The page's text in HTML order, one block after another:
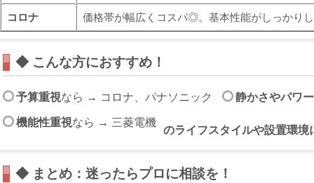
コロナ 価格帯が幅広くコスパ◎。基本性能がしっかり
◆ こんな方におすすめ！
予算重視なら → コロナ、パナソニック 静かさやパワ
機能性重視なら → 三菱電機
のライフスタイルや設置環境
◆ まとめ：迷ったらプロに相談を！